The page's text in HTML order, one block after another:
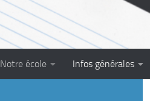
Notre école Infos générales